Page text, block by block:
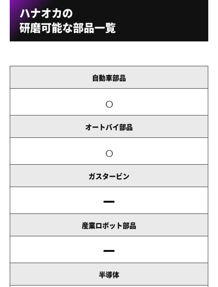
ハナオカの
研磨可能な部品一覧
自動車部品
○
オートバイ部品
○
ガスタービン
－
産業ロボット部品
－
半導体